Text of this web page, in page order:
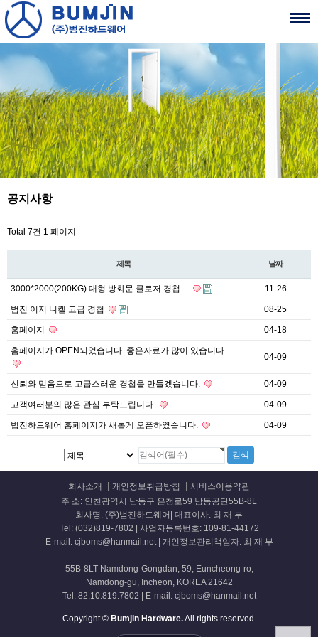
공지사항
Total 7건 1 페이지
제목 날짜
3000*2000(200KG) 대형 방화문 클로저 경첩… 11-26
범진 이지 니켈 고급 경첩 08-25
홈페이지 04-18
홈페이지가 OPEN되었습니다. 좋은자료가 많이 있습니다…
04-09
신뢰와 믿음으로 고급스러운 경첩을 만들겠습니다. 04-09
고객여러분의 많은 관심 부탁드립니다. 04-09
법진하드웨어 홈페이지가 새롭게 오픈하였습니다. 04-09
회사소개 개인정보취급방침
서비스이용약관
주 소: 인천광역시 남동구 은청로59 남동공단55B-8L
회사명: (주)범진하드웨어| 대표이사: 최 재 부
Tel: (032)819-7802 | 사업자등록번호: 109-81-44172
E-mail: cjboms@hanmail.net | 개인정보관리책임자: 최 재 부
55B-8LT Namdong-Gongdan, 59, Euncheong-ro,
Namdong-gu, Incheon, KOREA 21642
Tel: 82.10.819.7802 | E-mail: cjboms@hanmail.net
Copyright © Bumjin Hardware.All rights reserved.